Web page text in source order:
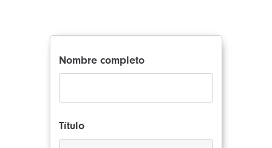
Nombre completo
Título